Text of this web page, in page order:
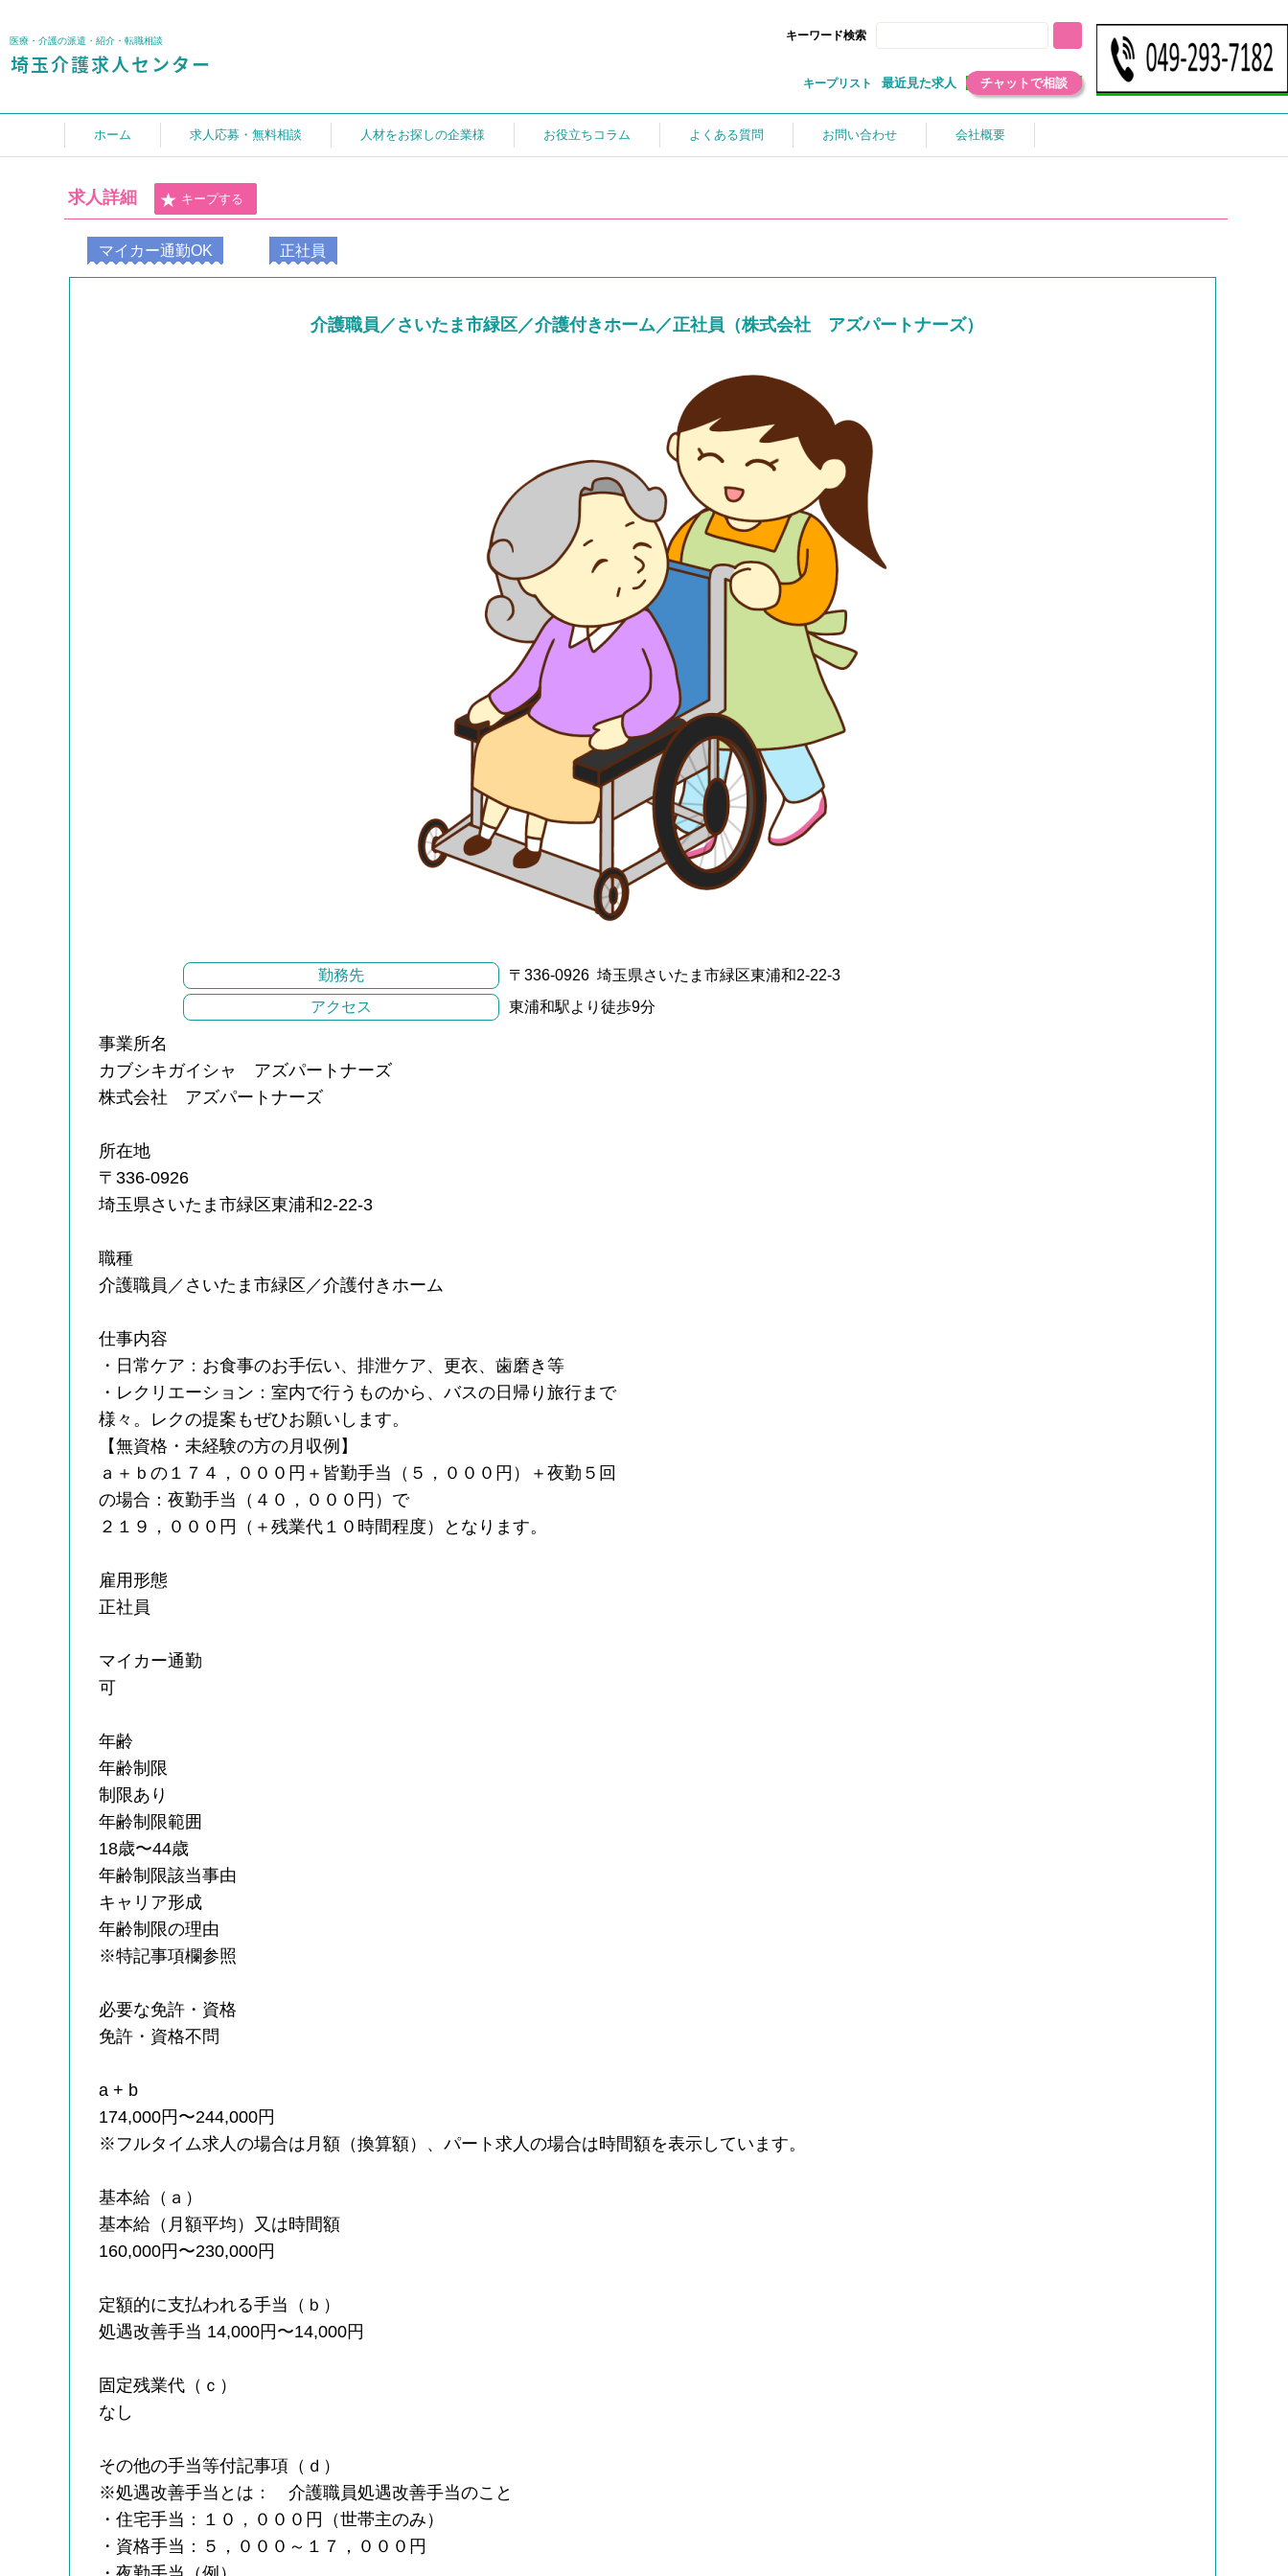
医療・介護の派遣・紹介・転職相談 キーワード検索
キープリスト 最近見た求人 チャットで相談
ホーム 求人応募・無料相談 人材をお探しの企業様 お役立ちコラム よくある質問 お問い合わせ 会社概要
求人詳細 キープする
マイカー通勤OK 正社員
介護職員／さいたま市緑区／介護付きホーム／正社員（株式会社 アズパートナーズ）
勤務先
〒336-0926 埼玉県さいたま市緑区東浦和2-22-3
アクセス
東浦和駅より徒歩9分
事業所名
カブシキガイシャ アズパートナーズ
株式会社 アズパートナーズ
所在地
〒336-0926
埼玉県さいたま市緑区東浦和2-22-3
職種
介護職員／さいたま市緑区／介護付きホーム
仕事内容
・日常ケア：お食事のお手伝い、排泄ケア、更衣、歯磨き等
・レクリエーション：室内で行うものから、バスの日帰り旅行まで
様々。レクの提案もぜひお願いします。
【無資格・未経験の方の月収例】
ａ＋ｂの１７４，０００円＋皆勤手当（５，０００円）＋夜勤５回
の場合：夜勤手当（４０，０００円）で
２１９，０００円（＋残業代１０時間程度）となります。
雇用形態
正社員
マイカー通勤
可
年齢
年齢制限
制限あり
年齢制限範囲
18歳〜44歳
年齢制限該当事由
キャリア形成
年齢制限の理由
※特記事項欄参照
必要な免許・資格
免許・資格不問
a + b
174,000円〜244,000円
※フルタイム求人の場合は月額（換算額）、パート求人の場合は時間額を表示しています。
基本給（ａ）
基本給（月額平均）又は時間額
160,000円〜230,000円
定額的に支払われる手当（ｂ）
処遇改善手当 14,000円〜14,000円
固定残業代（ｃ）
なし
その他の手当等付記事項（ｄ）
※処遇改善手当とは： 介護職員処遇改善手当のこと
・住宅手当：１０，０００円（世帯主のみ）
・資格手当：５，０００～１７，０００円